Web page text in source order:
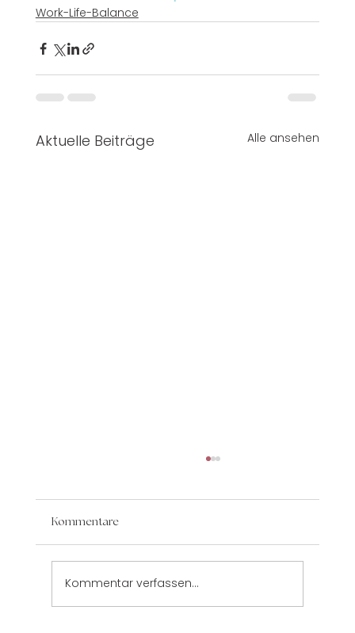
Work-Life-Balance
Aktuelle Beiträge Alle ansehen
Kommentare
Kommentar verfassen...